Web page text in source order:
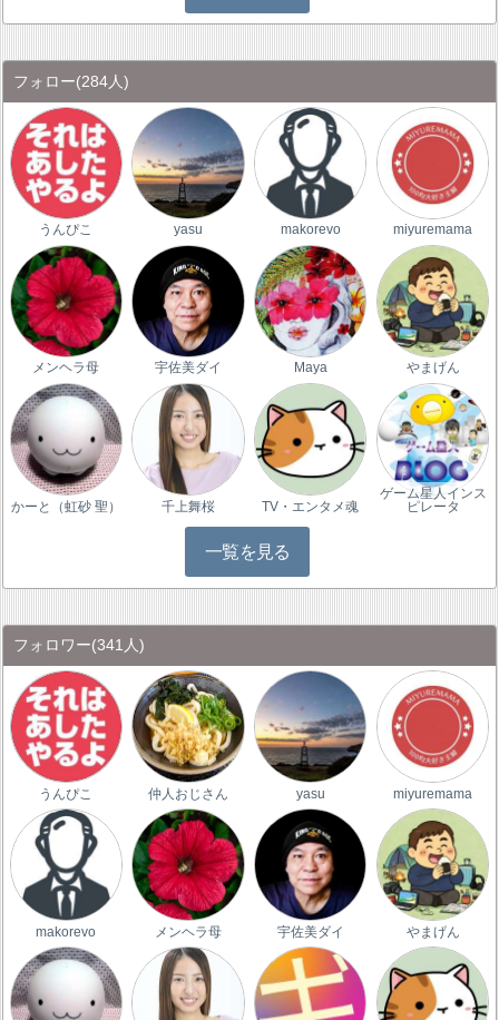
フォロー(284人)
うんぴこ yasu makorevo miyuremama
メンヘラ母 宇佐美ダイ Maya やまげん
かーと（虹砂 聖） 千上舞桜 TV・エンタメ魂
ゲーム星人インス
ピレータ
一覧を見る
フォロワー(341人)
うんぴこ 仲人おじさん yasu miyuremama
makorevo メンヘラ母 宇佐美ダイ やまげん